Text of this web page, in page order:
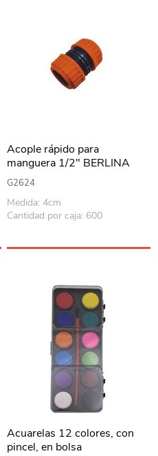
Acople rápido para
manguera 1/2" BERLINA
HOME en bolsa
G2624
Medida: 4cm
Cantidad por caja: 600
Acuarelas 12 colores, con
pincel, en bolsa